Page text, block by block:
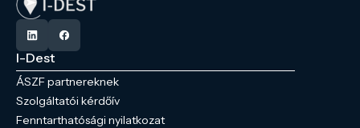
I-Dest
ÁSZF partnereknek
Szolgáltatói kérdőív
Fenntarthatósági nyilatkozat